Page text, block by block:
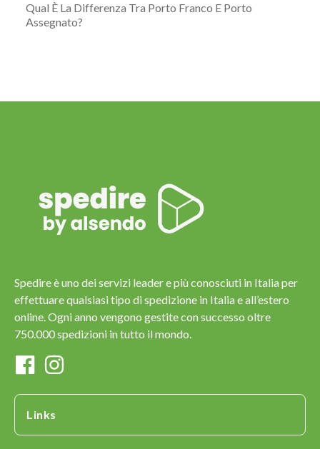
Qual È La Differenza Tra Porto Franco E Porto
Assegnato?
Spedire è uno dei servizi leader e più conosciuti in Italia per
effettuare qualsiasi tipo di spedizione in Italia e all’estero
online. Ogni anno vengono gestite con successo oltre
750.000 spedizioni in tutto il mondo.
Links